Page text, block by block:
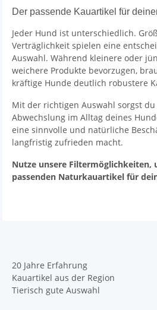
Der passende Kauartikel für
Jeder Hund ist unterschiedlich.
Verträglichkeit spielen eine
Auswahl. Während kleinere oder
weichere Produkte bevorzugen,
kräftige Hunde deutlich robustere
Mit der richtigen Auswahl sorgst
Abwechslung im Alltag deines
eine sinnvolle und natürliche
langfristig zufrieden macht.
Nutze unsere Filtermöglichkeiten,
passenden Naturkauartikel für
20 Jahre Erfahrung
Kauartikel aus der Region
Tierisch gute Auswahl